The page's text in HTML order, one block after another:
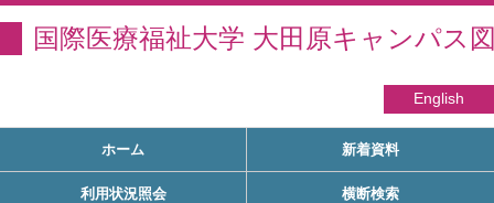
国際医療福祉大学 大田原キャンパス
English
ホーム 新着資料
利用状況照会 横断検索